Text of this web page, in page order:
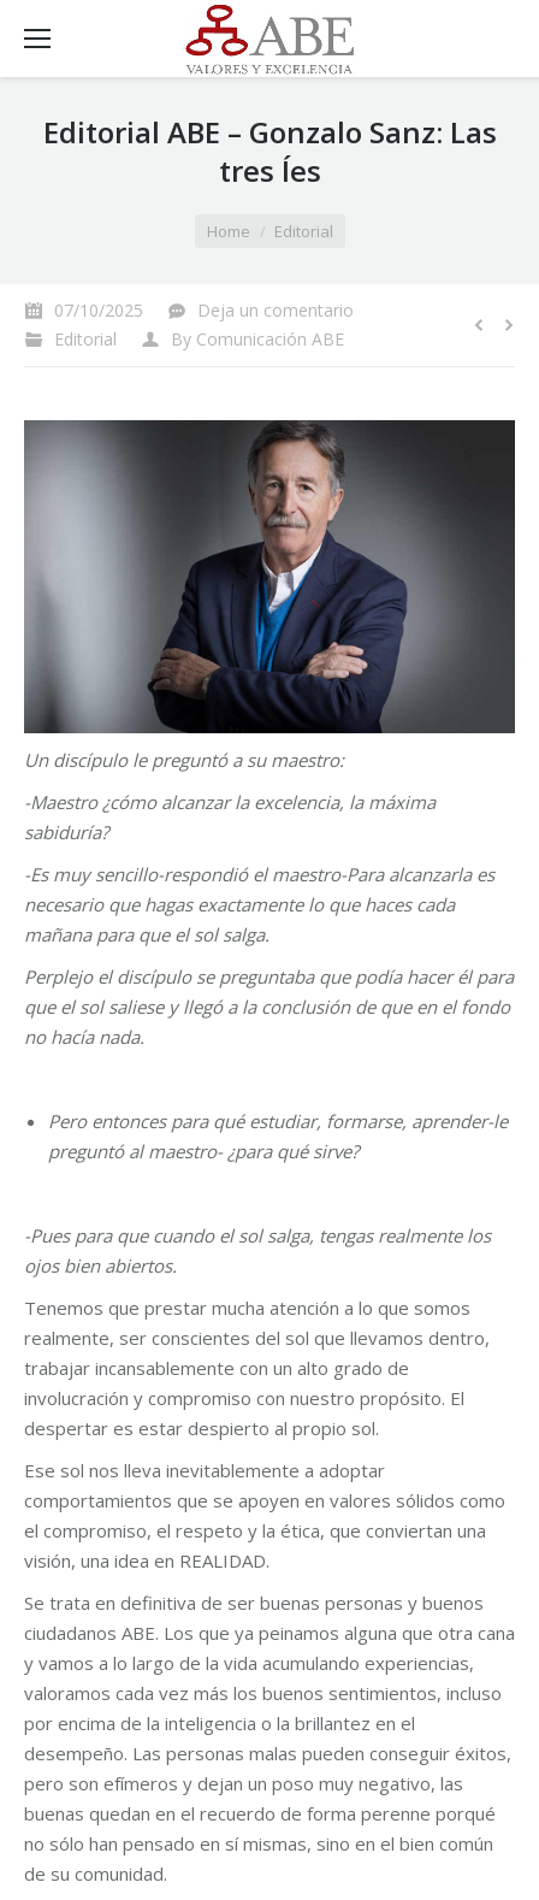
Editorial ABE – Gonzalo Sanz: Las
tres Íes
Home Editorial
07/10/2025
Deja un comentario
Editorial
By Comunicación ABE
Un discípulo le preguntó a su maestro:
-Maestro ¿cómo alcanzar la excelencia, la máxima
sabiduría?
-Es muy sencillo-respondió el maestro-Para alcanzarla es
necesario que hagas exactamente lo que haces cada
mañana para que el sol salga.
Perplejo el discípulo se preguntaba que podía hacer él para
que el sol saliese y llegó a la conclusión de que en el fondo
no hacía nada.
Pero entonces para qué estudiar, formarse, aprender-le
preguntó al maestro- ¿para qué sirve?
-Pues para que cuando el sol salga, tengas realmente los
ojos bien abiertos.
Tenemos que prestar mucha atención a lo que somos
realmente, ser conscientes del sol que llevamos dentro,
trabajar incansablemente con un alto grado de
involucración y compromiso con nuestro propósito. El
despertar es estar despierto al propio sol.
Ese sol nos lleva inevitablemente a adoptar
comportamientos que se apoyen en valores sólidos como
el compromiso, el respeto y la ética, que conviertan una
visión, una idea en REALIDAD.
Se trata en definitiva de ser buenas personas y buenos
ciudadanos ABE. Los que ya peinamos alguna que otra cana
y vamos a lo largo de la vida acumulando experiencias,
valoramos cada vez más los buenos sentimientos, incluso
por encima de la inteligencia o la brillantez en el
desempeño. Las personas malas pueden conseguir éxitos,
pero son efímeros y dejan un poso muy negativo, las
buenas quedan en el recuerdo de forma perenne porqué
no sólo han pensado en sí mismas, sino en el bien común
de su comunidad.